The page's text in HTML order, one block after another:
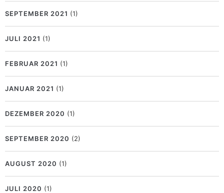
SEPTEMBER 2021 (1)
JULI 2021 (1)
FEBRUAR 2021 (1)
JANUAR 2021 (1)
DEZEMBER 2020 (1)
SEPTEMBER 2020 (2)
AUGUST 2020 (1)
JULI 2020 (1)